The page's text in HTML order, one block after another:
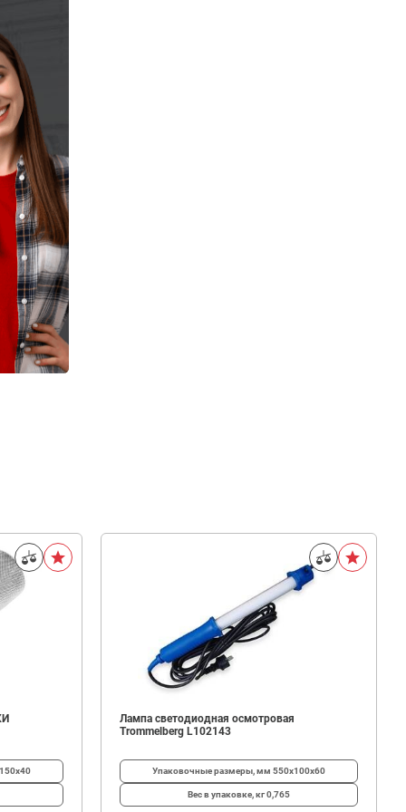
Лампа светодиодная осмотровая
Trommelberg L102143
Упаковочные размеры, мм 550х100х60
Вес в упаковке, кг0,765